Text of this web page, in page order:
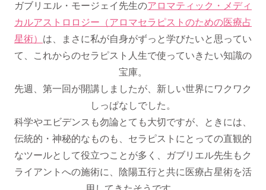
ガブリエル・モージェイ先生のアロマティック・メディ
カルアストロロジー（アロマセラピストのための医療占
星術） は、まさに私が自身がずっと学びたいと思ってい
て、これからのセラピスト人生で使っていきたい知識の
宝庫。
先週、第一回が開講しましたが、新しい世界にワクワク
しっぱなしでした。
科学やエビデンスも勿論とても大切ですが、ときには、
伝統的・神秘的なものも、セラピストにとっての直観的
なツールとして役立つことが多く、ガブリエル先生もク
ライアントへの施術に、陰陽五行と共に医療占星術を活